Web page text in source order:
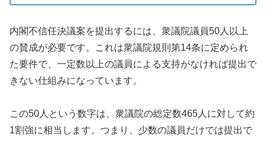
内閣不信任決議案を提出するには、衆議院議員50人以上
の賛成が必要です。これは衆議院規則第14条に定められ
た要件で、一定数以上の議員による支持がなければ提出で
きない仕組みになっています。
この50人という数字は、衆議院の総定数465人に対して約
1割強に相当します。つまり、少数の議員だけでは提出で